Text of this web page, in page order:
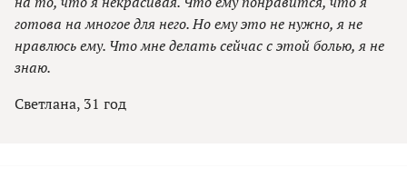
готова на многое для него. Но ему это не нужно, я не
нравлюсь ему. Что мне делать сейчас с этой болью, я не
знаю.
Светлана, 31 год